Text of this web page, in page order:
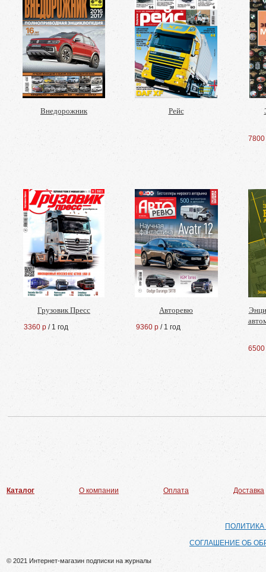
Внедорожник Рейс
7800
Грузовик Пресс
3360 р / 1 год
Авторевю
9360 р / 1 год
6500
Каталог О компании Оплата Доставка
СОГЛАШЕНИЕ ОБ
© 2021 Интернет-магазин подписки на журналы